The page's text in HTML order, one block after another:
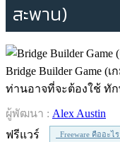
สะพาน)
Bridge Builder Game
ท่านอาจที่จะต้องใช้ ทั
ผู้พัฒนา : Alex Austin
ฟรีแวร์
Freeware คืออะไร